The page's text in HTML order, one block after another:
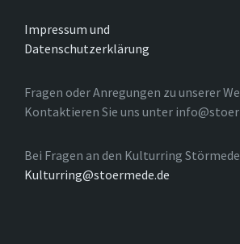
Impressum und
Datenschutzerklärung
Fragen oder Anregungen zu unserer
Kontaktieren Sie uns unter
Bei Fragen an den Kulturring Störmede
Kulturring@stoermede.de